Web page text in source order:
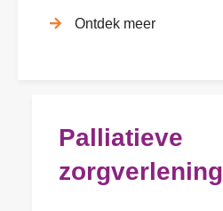
Ontdek meer
Palliatieve
zorgverlening